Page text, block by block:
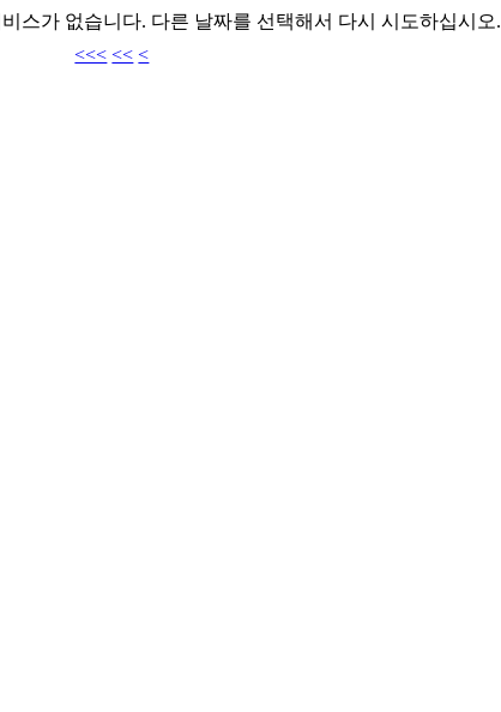
스가 없습니다. 다른 날짜를 선택해서 다시 시도하십시오.
<<< << <